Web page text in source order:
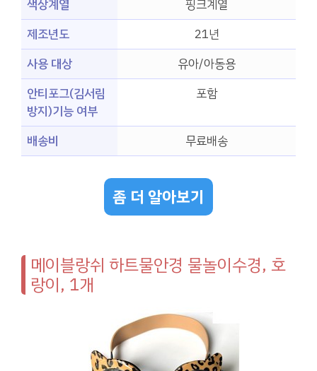
색상계열
핑크계열
제조년도
21년
사용 대상
유아/아동용
안티포그(김서림
방지)기능 여부
포함
배송비 무료배송
좀 더 알아보기
메이블랑쉬 하트물안경 물놀이수경, 호
랑이, 1개